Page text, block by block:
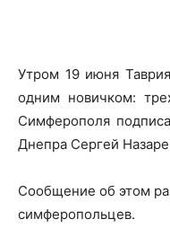
Утром 19 июня
одним новичком:
Симферополя
Днепра Сергей
Сообщение об этом
симферопольцев.